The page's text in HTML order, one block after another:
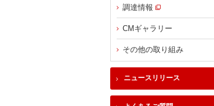
調達情報
CMギャラリー
その他の取り組み
ニュースリリース